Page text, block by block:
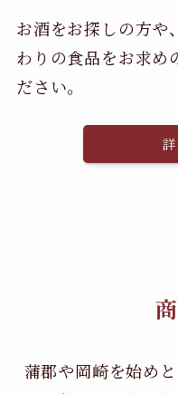
お酒をお探しの方や
わりの食品をお求め
ださい。
蒲郡や岡崎を始め